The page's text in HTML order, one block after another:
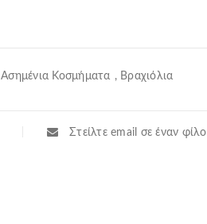
Ασημένια Κοσμήματα , Βραχιόλια
Στείλτε email σε έναν φίλο